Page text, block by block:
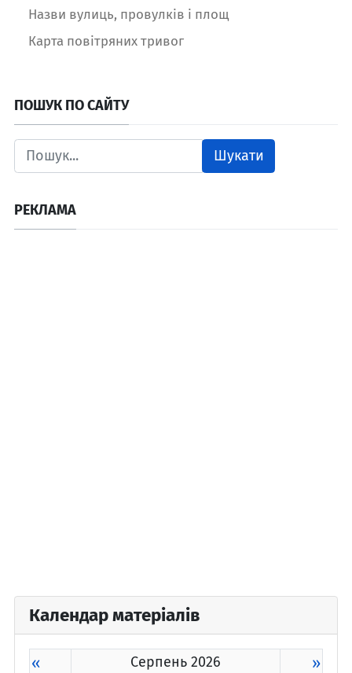
Назви вулиць, провулків і площ
Карта повітряних тривог
ПОШУК ПО САЙТУ
Шукати
РЕКЛАМА
Календар матеріалів
« Серпень 2026 »